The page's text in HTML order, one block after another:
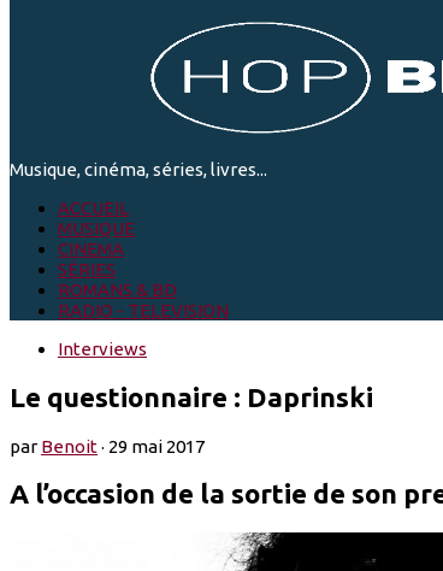
Musique, cinéma, séries, livres...
ACCUEIL
MUSIQUE
CINEMA
SÉRIES
ROMANS & BD
RADIO - TELEVISION
Interviews
Le questionnaire : Daprinski
parBenoit· 29 mai 2017
A l’occasion de la sortie de son